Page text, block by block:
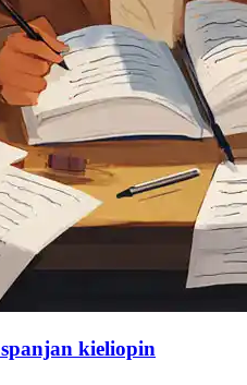
kieliopin